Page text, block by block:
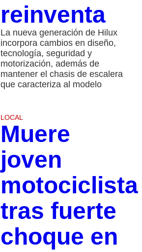
reinventa
La nueva generación de Hilux
incorpora cambios en diseño,
tecnología, seguridad y
motorización, además de
mantener el chasis de escalera
que caracteriza al modelo
LOCAL
Muere
joven
motociclista
tras fuerte
choque en